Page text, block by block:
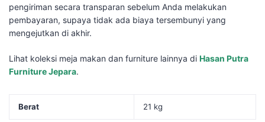
pengiriman secara transparan sebelum Anda melakukan
pembayaran, supaya tidak ada biaya tersembunyi yang
mengejutkan di akhir.
Lihat koleksi meja makan dan furniture lainnya di Hasan Putra
Furniture Jepara.
Berat 21 kg